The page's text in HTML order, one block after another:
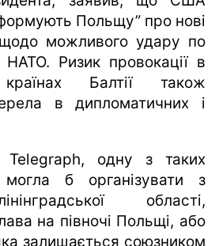
Польщу” про нові
щодо можливого удару по
НАТО. Ризик провокації в
Балтії також
в дипломатичних і
одну з таких
могла б організувати з
області,
на півночі Польщі, або
залишається союзником